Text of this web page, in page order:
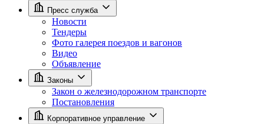
Пресс служба
Новости
Тендеры
Фото галерея поездов и вагонов
Видео
Объявление
Законы
Закон о железнодорожном транспорте
Постановления
Корпоративное управление